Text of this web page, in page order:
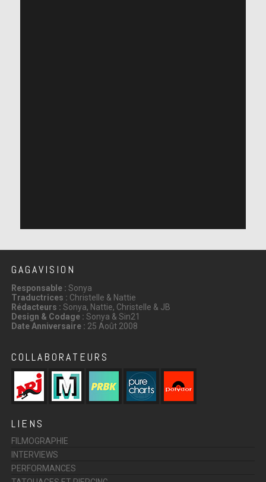
GAGAVISION
Responsable : Sonya
Traductrices : Christelle & Nattie
Rédacteurs : Sonya, Nattie, Christelle & JB
Design & Codage : Sonya & Sin21
Date Anniversaire : 25 Août 2008
COLLABORATEURS
LIENS
FILMOGRAPHIE
INTERVIEWS
PERFORMANCES